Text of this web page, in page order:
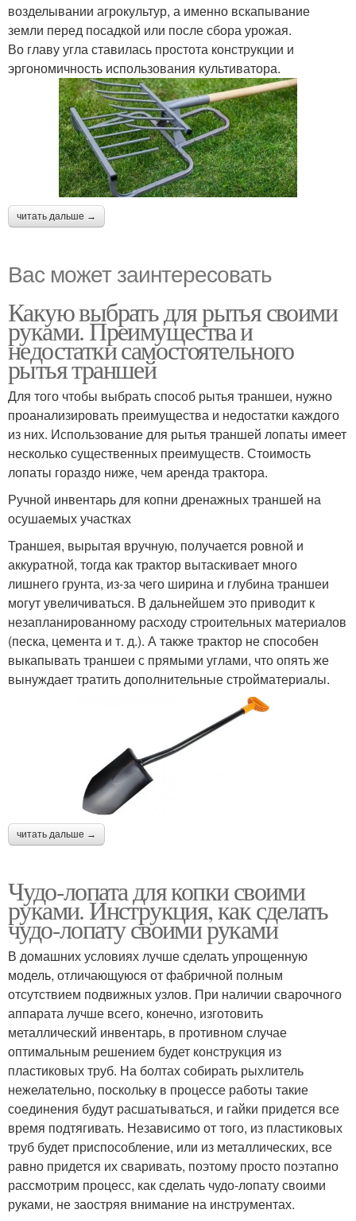
возделывании агрокультур, а именно вскапывание
земли перед посадкой или после сбора урожая.
Во главу угла ставилась простота конструкции и
эргономичность использования культиватора.
читать дальше →
Вас может заинтересовать
Какую выбрать для рытья своими
руками. Преимущества и
недостатки самостоятельного
рытья траншей
Для того чтобы выбрать способ рытья траншеи, нужно
проанализировать преимущества и недостатки каждого
из них. Использование для рытья траншей лопаты имеет
несколько существенных преимуществ. Стоимость
лопаты гораздо ниже, чем аренда трактора.
Ручной инвентарь для копни дренажных траншей на
осушаемых участках
Траншея, вырытая вручную, получается ровной и
аккуратной, тогда как трактор вытаскивает много
лишнего грунта, из-за чего ширина и глубина траншеи
могут увеличиваться. В дальнейшем это приводит к
незапланированному расходу строительных материалов
(песка, цемента и т. д.). А также трактор не способен
выкапывать траншеи с прямыми углами, что опять же
вынуждает тратить дополнительные стройматериалы.
читать дальше →
Чудо-лопата для копки своими
руками. Инструкция, как сделать
чудо-лопату своими руками
В домашних условиях лучше сделать упрощенную
модель, отличающуюся от фабричной полным
отсутствием подвижных узлов. При наличии сварочного
аппарата лучше всего, конечно, изготовить
металлический инвентарь, в противном случае
оптимальным решением будет конструкция из
пластиковых труб. На болтах собирать рыхлитель
нежелательно, поскольку в процессе работы такие
соединения будут расшатываться, и гайки придется все
время подтягивать. Независимо от того, из пластиковых
труб будет приспособление, или из металлических, все
равно придется их сваривать, поэтому просто поэтапно
рассмотрим процесс, как сделать чудо-лопату своими
руками, не заостряя внимание на инструментах.